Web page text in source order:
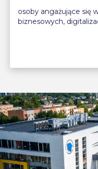
osoby angażujące się
biznesowych,